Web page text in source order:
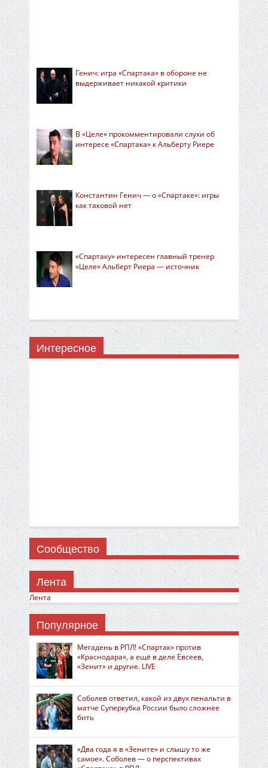
Генич: игра «Спартака» в обороне не
выдерживает никакой критики
В «Целе» прокомментировали слухи об
интересе «Спартака» к Альберту Риере
Константин Генич — о «Спартаке»: игры
как таковой нет
«Спартаку» интересен главный тренер
«Целе» Альберт Риера — источник
Интересное
Сообщество
Лента
Лента
Популярное
Мегадень в РПЛ! «Спартак» против
«Краснодара», а ещё в деле Евсеев,
«Зенит» и другие. LIVE
Соболев ответил, какой из двух пенальти в
матче Суперкубка России было сложнее
бить
«Два года я в «Зените» и слышу то же
самое». Соболев — о перспективах